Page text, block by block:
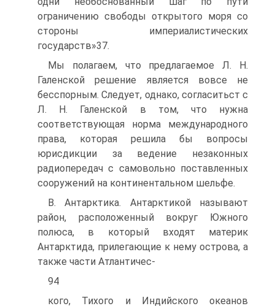
ограничению свободы открытого моря со
стороны империалистических
государств»37.
Мы полагаем, что предлагаемое Л. Н.
Галенской решение является вовсе не
бесспорным. Следует, однако, согласитьст с
Л. Н. Галенской в том, что нужна
соответствующая норма международного
права, которая решила бы вопросы
юрисдикции за ведение незаконных
радиопередач с самовольно поставленных
сооружений на континентальном шельфе.
В. Антарктика. Антарктикой называют
район, расположенный вокруг Южного
полюса, в который входят материк
Антарктида, прилегающие к нему острова, а
также части Атлантичес-
94
кого, Тихого и Индийского океанов